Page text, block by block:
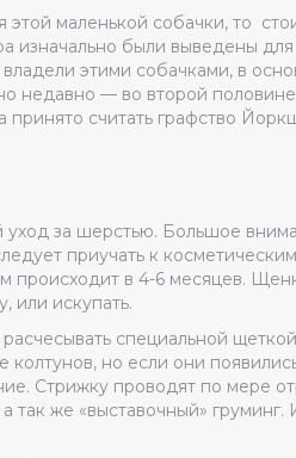
маленькой собачки, то
изначально были выведены
этими собачками, в
недавно — во второй
считать графство
за шерстью. Большое
приучать к
в 4-6 месяцев.
или искупать.
специальной
но если они
Стрижку проводят по мере
так же «выставочный»